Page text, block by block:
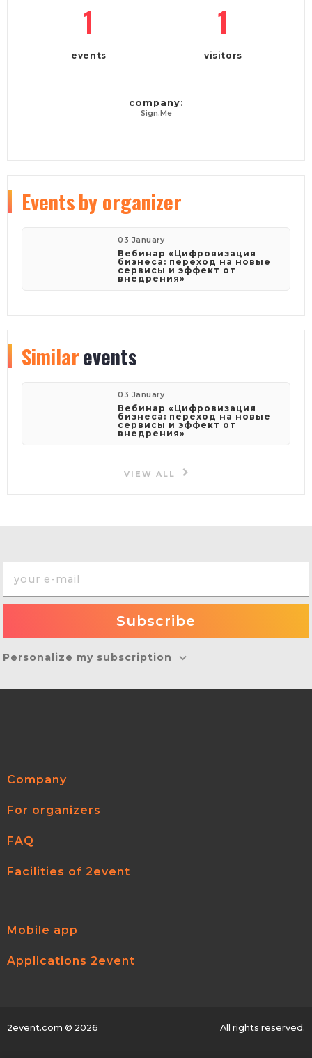
1
events
1
visitors
company:
Sign.Me
Eventsby organizer
03 January
Вебинар «Цифровизация
бизнеса: переход на новые
сервисы и эффект от
внедрения»
Similarevents
03 January
Вебинар «Цифровизация
бизнеса: переход на новые
сервисы и эффект от
внедрения»
VIEW ALL
Personalize my subscription
Company
For organizers
FAQ
Facilities of 2event
Mobile app
Applications 2event
2event.com © 2026 All rights reserved.